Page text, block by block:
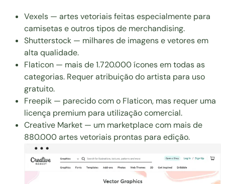
Vexels — artes vetoriais feitas especialmente para
camisetas e outros tipos de merchandising.
Shutterstock — milhares de imagens e vetores em
alta qualidade.
Flaticon — mais de 1.720.000 ícones em todas as
categorias. Requer atribuição do artista para uso
gratuito.
Freepik — parecido com o Flaticon, mas requer uma
licença premium para utilização comercial.
Creative Market — um marketplace com mais de
880.000 artes vetoriais prontas para edição.